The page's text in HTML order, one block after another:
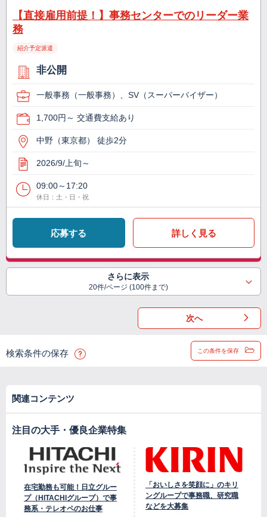
【直接雇用前提！】事務センターでのリーダー業
務
紹介予定派遣
非公開
一般事務（一般事務）、SV（スーパーバイザー）
1,700円～ 交通費支給あり
中野（東京都） 徒歩2分
2026/9/上旬～
09:00～17:20
休日：土・日・祝
応募する 詳しく見る
さらに表示
20件/ページ (100件まで)
次へ
検索条件の保存 この条件を保存
関連コンテンツ
注目の大手・優良企業特集
在宅勤務も可能！日立グルー
プ（HITACHIグループ）で事
務系・テレオペのお仕事
「おいしさを笑顔に」のキリ
ングループで事務職、研究職
などを大募集